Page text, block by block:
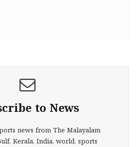
to News
news from The Malayalam
Kerala, India, world, sports